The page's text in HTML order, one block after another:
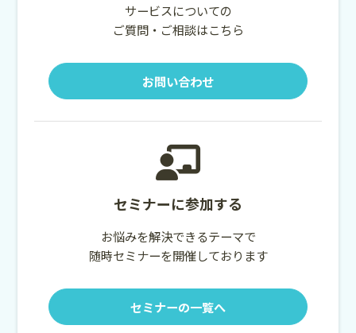
サービスについての
ご質問・ご相談はこちら
お問い合わせ
セミナーに参加する
お悩みを解決できるテーマで
随時セミナーを開催しております
セミナーの一覧へ